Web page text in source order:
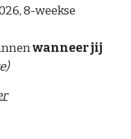
8-weekse
wanneer jij